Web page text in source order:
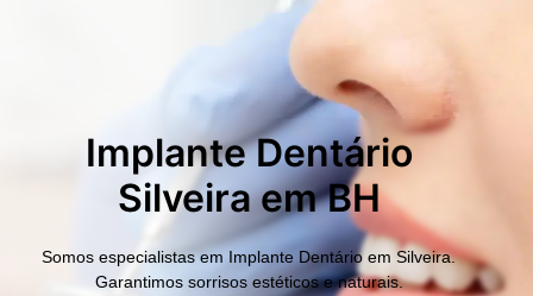
Implante Dentário
Silveira em BH
Somos especialistas em Implante Dentário em Silveira.
Garantimos sorrisos estéticos e naturais.